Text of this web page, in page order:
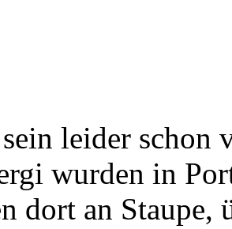
leider schon
wurden in
dort an Staupe,